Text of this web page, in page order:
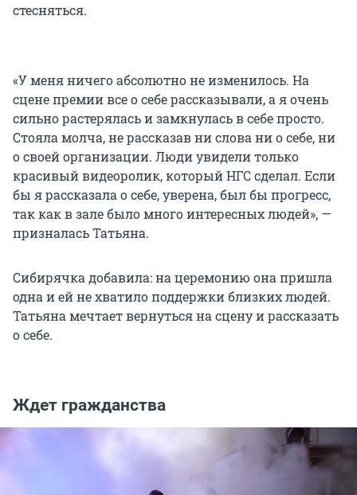
стесняться.
«У меня ничего абсолютно не изменилось. На
сцене премии все о себе рассказывали, а я очень
сильно растерялась и замкнулась в себе просто.
Стояла молча, не рассказав ни слова ни о себе, ни
о своей организации. Люди увидели только
красивый видеоролик, который НГС сделал. Если
бы я рассказала о себе, уверена, был бы прогресс,
так как в зале было много интересных людей», —
призналась Татьяна.
Сибирячка добавила: на церемонию она пришла
одна и ей не хватило поддержки близких людей.
Татьяна мечтает вернуться на сцену и рассказать
о себе.
Ждет гражданства